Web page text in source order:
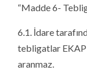
“Madde 6-
6.1. İdare
tebligatlar EKAP
aranmaz.